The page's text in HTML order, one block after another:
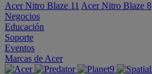
Acer Nitro Blaze 11 Acer Nitro Blaze 8
Negocios
Educación
Soporte
Eventos
Marcas de Acer